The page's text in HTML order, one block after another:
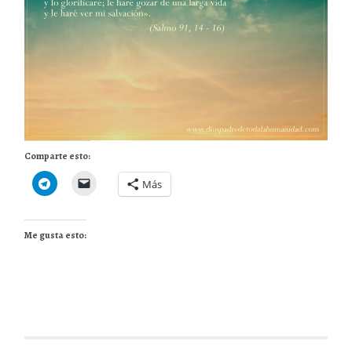
Comparte esto:
Más
Me gusta esto: